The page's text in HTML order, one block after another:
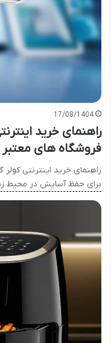
17/08/1404
فروشگاه های معتبر
برای حفظ آسایش در محیط